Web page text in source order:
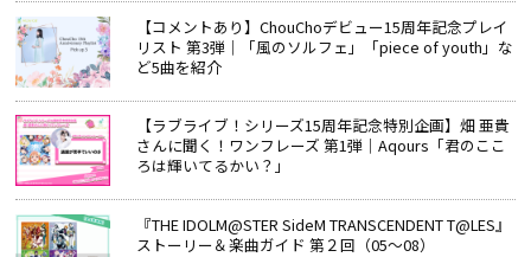
【コメントあり】ChouChoデビュー15周年記念プレイ
リスト 第3弾｜「風のソルフェ」「piece of youth」な
ど5曲を紹介
【ラブライブ！シリーズ15周年記念特別企画】畑 亜貴
さんに聞く！ワンフレーズ 第1弾｜Aqours「君のここ
ろは輝いてるかい？」
『THE IDOLM@STER SideM TRANSCENDENT T@LES』
ストーリー＆楽曲ガイド 第２回（05～08）